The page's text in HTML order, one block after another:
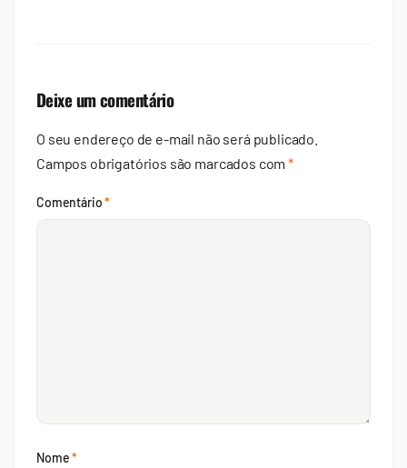
Deixe um comentário
O seu endereço de e-mail não será publicado.
Campos obrigatórios são marcados com*
Comentário*
Nome*